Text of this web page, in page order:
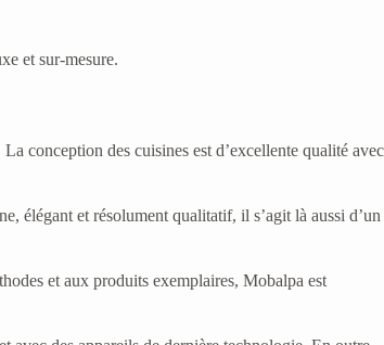
et sur-mesure.
conception des cuisines est d’excellente qualité avec
élégant et résolument qualitatif, il s’agit là aussi d’un
et aux produits exemplaires, Mobalpa est